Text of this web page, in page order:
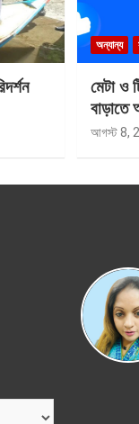
অন্যান্য
মেটা ও
বাড়াতে
আগস্ট 8,